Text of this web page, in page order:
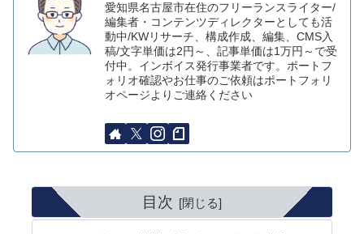
愛知県名古屋市在住のフリーランスライター/
編集者・コンテンツディレクターとしても活
動中/KWリサーチ、構成作成、編集、CMS入
稿/文字単価は2円～、記事単価は1万円～で受
付中。インボイス発行事業者です。ポートフ
ォリオ確認やお仕事のご依頼はポートフォリ
オページよりご連絡ください
目次